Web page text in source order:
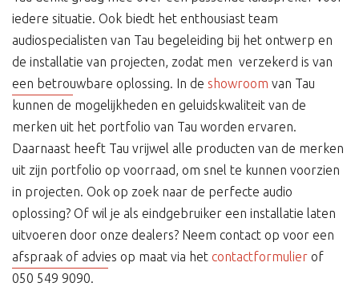
iedere situatie. Ook biedt het enthousiast team
audiospecialisten van Tau begeleiding bij het ontwerp en
de installatie van projecten, zodat men verzekerd is van
een betrouwbare oplossing. In de showroom van Tau
kunnen de mogelijkheden en geluidskwaliteit van de
merken uit het portfolio van Tau worden ervaren.
Daarnaast heeft Tau vrijwel alle producten van de merken
uit zijn portfolio op voorraad, om snel te kunnen voorzien
in projecten. Ook op zoek naar de perfecte audio
oplossing? Of wil je als eindgebruiker een installatie laten
uitvoeren door onze dealers? Neem contact op voor een
afspraak of advies op maat via het contactformulier of
050 549 9090.